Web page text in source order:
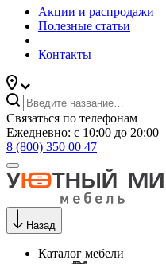
Акции и распродажи
Полезные статьи
Контакты
Связаться по телефонам
Ежедневно: с 10:00 до 20:00
8 (800) 350 00 47
Назад
Каталог мебели